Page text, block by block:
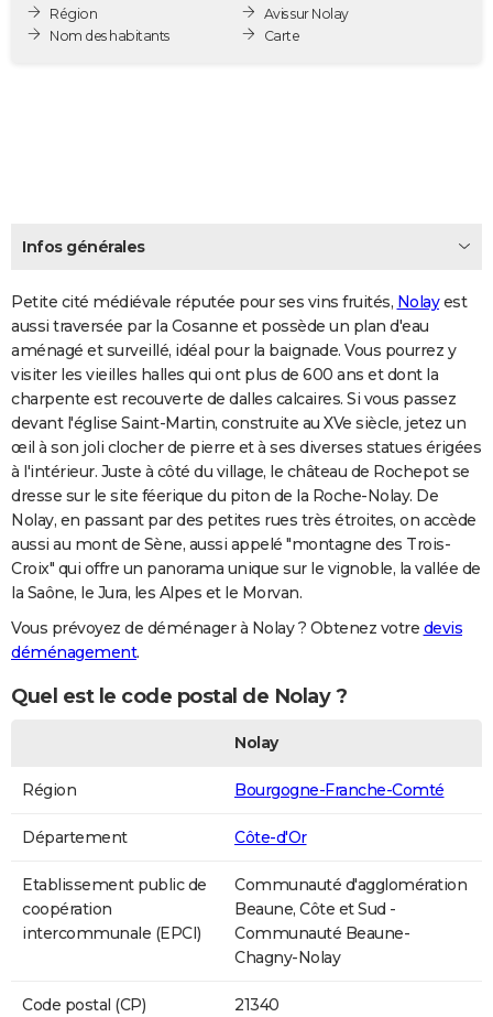
Destinations
City break
Voyage nature
Voyage de noces
Forum
ClimatPHOTO
Dictionnaire
Biographies
Citations
Expressions
Proverbes
PROGRAMME TV
COPAINS D'AVANT
S'inscrire
Se connecter
Lycées
Collèges
Primaires
Universités
Entreprises
Service militaire
Avis de recherche
FORUM
Bricolage
Lifestyle
Culture
Sport
Auto
Television
Voyage
Cinema
Région
Nom des habitants
Avis sur Nolay
Carte
Infos générales
Petite cité médiévale réputée pour ses vins fruités, Nolayest
aussi traversée par la Cosanne et possède un plan d'eau
aménagé et surveillé, idéal pour la baignade. Vous pourrez y
visiter les vieilles halles qui ont plus de 600 ans et dont la
charpente est recouverte de dalles calcaires. Si vous passez
devant l'église Saint-Martin, construite au XVe siècle, jetez un
œil à son joli clocher de pierre et à ses diverses statues érigées
à l'intérieur. Juste à côté du village, le château de Rochepot se
dresse sur le site féerique du piton de la Roche-Nolay. De
Nolay, en passant par des petites rues très étroites, on accède
aussi au mont de Sène, aussi appelé "montagne des Trois-
Croix" qui offre un panorama unique sur le vignoble, la vallée de
la Saône, le Jura, les Alpes et le Morvan.
Vous prévoyez de déménager à Nolay ? Obtenez votre devis
déménagement.
Quel est le code postal de Nolay ?
Nolay
Région Bourgogne-Franche-Comté
Département Côte-d'Or
Etablissement public de
coopération
intercommunale (EPCI)
Communauté d'agglomération
Beaune, Côte et Sud -
Communauté Beaune-
Chagny-Nolay
Code postal (CP) 21340